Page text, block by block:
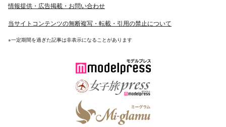
情報提供・広告掲載・お問い合わせ
当サイトコンテンツの無断複写・転載・引用の禁止について
※一定期間を過ぎた記事は非表示になることがあります